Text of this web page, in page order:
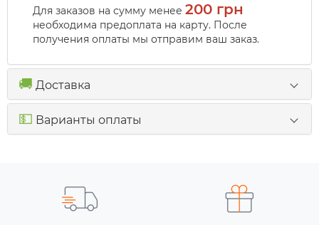
Для заказов на сумму менее 200 грн
необходима предоплата на карту. После
получения оплаты мы отправим ваш заказ.
🚚 Доставка
💵 Варианты оплаты